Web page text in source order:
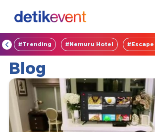
#Trending #Nemuru Hotel #Escape
Temukan
Event
Menarik
Blog